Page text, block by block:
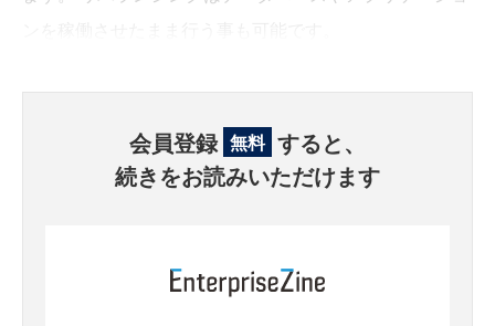
会員登録 無料 すると、
続きをお読みいただけます